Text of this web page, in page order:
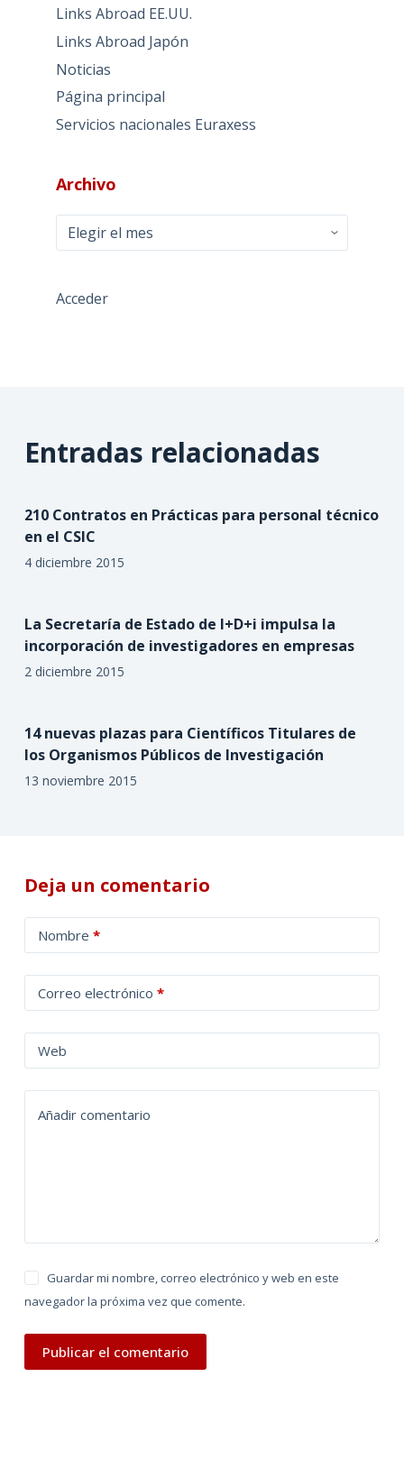
Links Abroad EE.UU.
Links Abroad Japón
Noticias
Página principal
Servicios nacionales Euraxess
Archivo
Archivo
Acceder
Entradas relacionadas
210 Contratos en Prácticas para personal técnico
en el CSIC
4 diciembre 2015
La Secretaría de Estado de I+D+i impulsa la
incorporación de investigadores en empresas
2 diciembre 2015
14 nuevas plazas para Científicos Titulares de
los Organismos Públicos de Investigación
13 noviembre 2015
Deja un comentario
Nombre *
Correo electrónico *
Web
Añadir comentario
Guardar mi nombre, correo electrónico y web en este
navegador la próxima vez que comente.
Publicar el comentario
l
t
a
t